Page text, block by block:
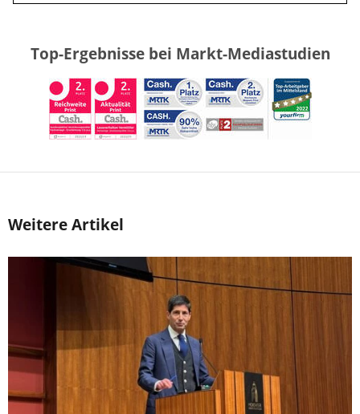
Top-Ergebnisse bei Markt-Mediastudien
Weitere Artikel